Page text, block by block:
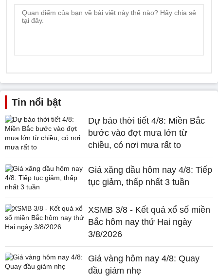
Tin nổi bật
Dự báo thời tiết 4/8: Miền Bắc
bước vào đợt mưa lớn từ
chiều, có nơi mưa rất to
Giá xăng dầu hôm nay 4/8: Tiếp
tục giảm, thấp nhất 3 tuần
XSMB 3/8 - Kết quả xổ số miền
Bắc hôm nay thứ Hai ngày
3/8/2026
Giá vàng hôm nay 4/8: Quay
đầu giảm nhẹ